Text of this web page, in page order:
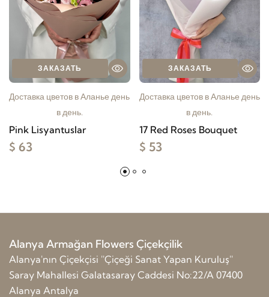
ЗАКАЗАТЬ
Доставка цветов в Аланье день
в день.
Pink Lisyantuslar
$ 63
ЗАКАЗАТЬ
Доставка цветов в Аланье день
в день.
17 Red Roses Bouquet
$ 53
Alanya Armağan Flowers Çiçekçilik
Alanya'nın Çiçekçisi ''Çiçeği Sanat Yapan Kuruluş''
Saray Mahallesi Galatasaray Caddesi No:22/A 07400
Alanya Antalya